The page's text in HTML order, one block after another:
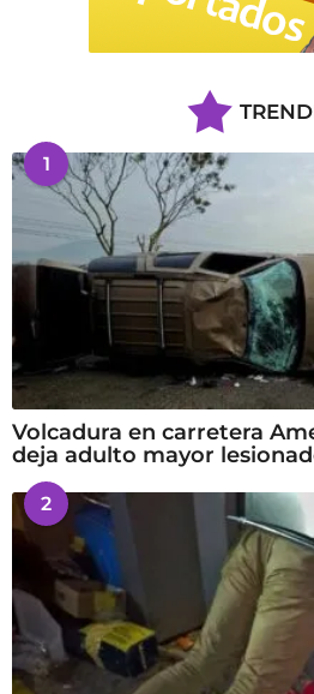
1
Volcadura en carretera
deja adulto mayor
2